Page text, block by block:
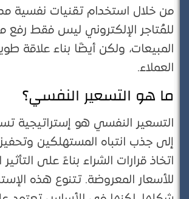
من خلال استخدام تقنيات نفسية
للمُتاجر الإلكتروني ليس فقط رفع
المبيعات، ولكن أيضًا بناء علاقة
العملاء.
ما هو التسعير النفسي؟
التسعير النفسي هو إستراتيجية
إلى جذب انتباه المستهلكين
اتخاذ قرارات الشراء بناءً على التأثير
للأسعار المعروضة. تتنوع هذه